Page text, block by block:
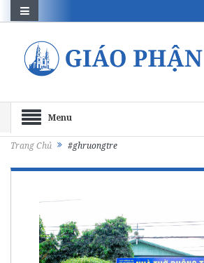
Menu
Trang Chủ #ghruongtre